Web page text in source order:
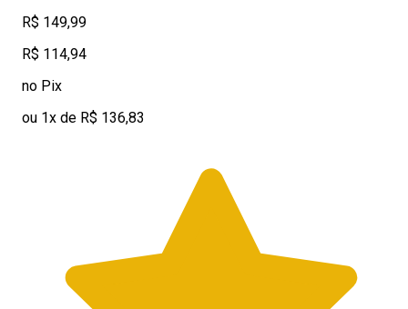
R$ 149,99
R$ 114,94
no Pix
ou 1x de R$ 136,83